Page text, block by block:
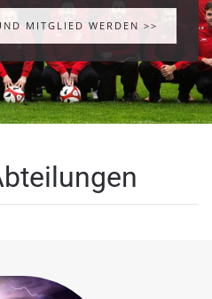
MITGLIED WERDEN >>